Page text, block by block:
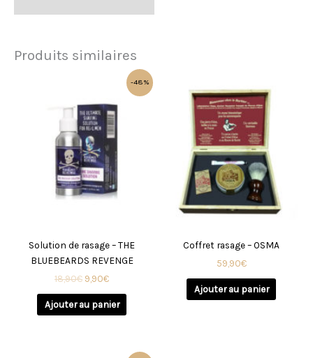
Produits similaires
-48%
Solution de rasage – THE
BLUEBEARDS REVENGE
18,90€
initial
était :
18,90€.
9,90€
actuel
est :
9,90€.
Ajouter au panier
Coffret rasage – OSMA
59,90€
Ajouter au panier